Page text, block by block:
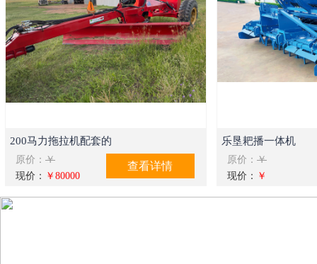
200马力拖拉机配套的
原价： ￥
现价： ￥80000
查看详情
乐垦耙播一体机
原价： ￥
现价： ￥